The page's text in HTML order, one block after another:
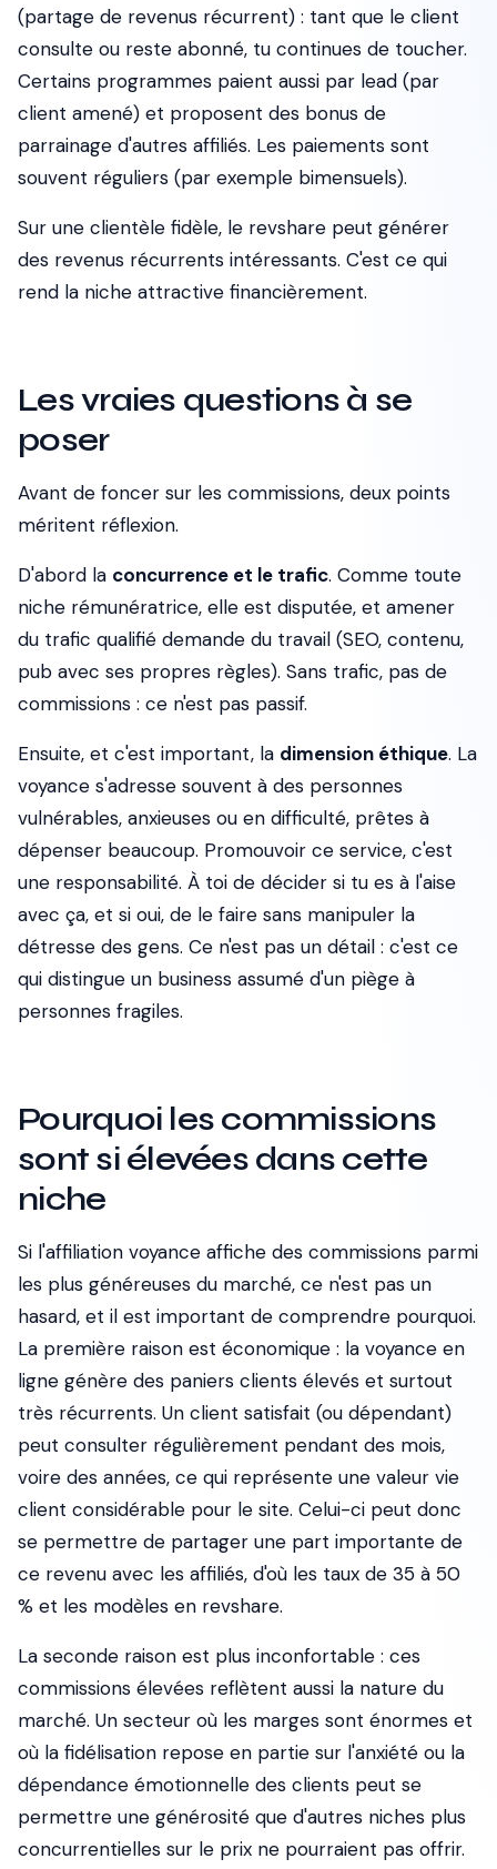
(partage de revenus récurrent) : tant que le client
consulte ou reste abonné, tu continues de toucher.
Certains programmes paient aussi par lead (par
client amené) et proposent des bonus de
parrainage d'autres affiliés. Les paiements sont
souvent réguliers (par exemple bimensuels).
Sur une clientèle fidèle, le revshare peut générer
des revenus récurrents intéressants. C'est ce qui
rend la niche attractive financièrement.
Les vraies questions à se
poser
Avant de foncer sur les commissions, deux points
méritent réflexion.
D'abord la concurrence et le trafic. Comme toute
niche rémunératrice, elle est disputée, et amener
du trafic qualifié demande du travail (SEO, contenu,
pub avec ses propres règles). Sans trafic, pas de
commissions : ce n'est pas passif.
Ensuite, et c'est important, la dimension éthique. La
voyance s'adresse souvent à des personnes
vulnérables, anxieuses ou en difficulté, prêtes à
dépenser beaucoup. Promouvoir ce service, c'est
une responsabilité. À toi de décider si tu es à l'aise
avec ça, et si oui, de le faire sans manipuler la
détresse des gens. Ce n'est pas un détail : c'est ce
qui distingue un business assumé d'un piège à
personnes fragiles.
Pourquoi les commissions
sont si élevées dans cette
niche
Si l'affiliation voyance affiche des commissions parmi
les plus généreuses du marché, ce n'est pas un
hasard, et il est important de comprendre pourquoi.
La première raison est économique : la voyance en
ligne génère des paniers clients élevés et surtout
très récurrents. Un client satisfait (ou dépendant)
peut consulter régulièrement pendant des mois,
voire des années, ce qui représente une valeur vie
client considérable pour le site. Celui-ci peut donc
se permettre de partager une part importante de
ce revenu avec les affiliés, d'où les taux de 35 à 50
% et les modèles en revshare.
La seconde raison est plus inconfortable : ces
commissions élevées reflètent aussi la nature du
marché. Un secteur où les marges sont énormes et
où la fidélisation repose en partie sur l'anxiété ou la
dépendance émotionnelle des clients peut se
permettre une générosité que d'autres niches plus
concurrentielles sur le prix ne pourraient pas offrir.